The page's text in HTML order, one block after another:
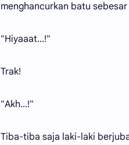
menghancurkan batu
"Hiyaaat...!"
Trak!
"Akh...!"
Tiba-tiba saja laki-laki